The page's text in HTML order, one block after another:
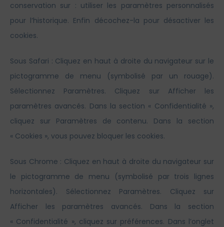
conservation sur : utiliser les paramètres personnalisés
pour l’historique. Enfin décochez-la pour désactiver les
cookies.
Sous Safari : Cliquez en haut à droite du navigateur sur le
pictogramme de menu (symbolisé par un rouage).
Sélectionnez Paramètres. Cliquez sur Afficher les
paramètres avancés. Dans la section « Confidentialité »,
cliquez sur Paramètres de contenu. Dans la section
« Cookies », vous pouvez bloquer les cookies.
Sous Chrome : Cliquez en haut à droite du navigateur sur
le pictogramme de menu (symbolisé par trois lignes
horizontales). Sélectionnez Paramètres. Cliquez sur
Afficher les paramètres avancés. Dans la section
« Confidentialité », cliquez sur préférences. Dans l’onglet